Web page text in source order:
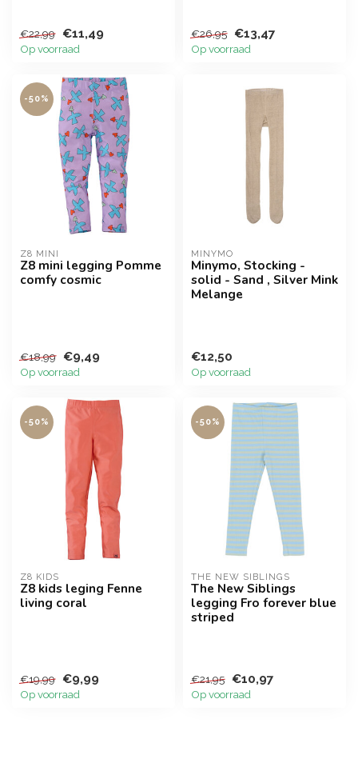
€22,99 €11,49
Op voorraad
€26,95 €13,47
Op voorraad
-50%
Z8 MINI
Z8 mini legging Pomme
comfy cosmic
€18,99 €9,49
Op voorraad
MINYMO
Minymo, Stocking -
solid - Sand , Silver Mink
Melange
€12,50
Op voorraad
-50%
Z8 KIDS
Z8 kids leging Fenne
living coral
€19,99 €9,99
Op voorraad
-50%
THE NEW SIBLINGS
The New Siblings
legging Fro forever blue
striped
€21,95 €10,97
Op voorraad